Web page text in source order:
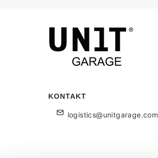
KONTAKT
logistics@unitgarage.com